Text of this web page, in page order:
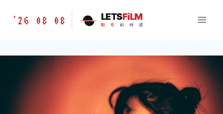
胶
味
LETSFILM
'26 08 08 LETSFiLM
胶 片 的 味 道